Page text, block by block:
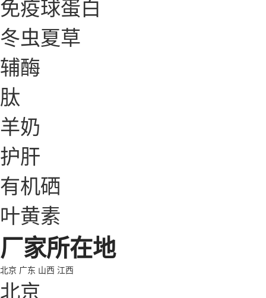
免疫球蛋白
冬虫夏草
辅酶
肽
羊奶
护肝
有机硒
叶黄素
厂家所在地
北京 广东 山西 江西
北京